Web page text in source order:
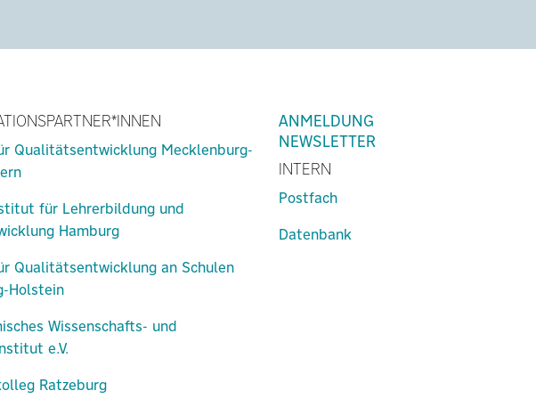
Qualitätsentwicklung Mecklenburg-
für Lehrerbildung und
Hamburg
Qualitätsentwicklung an Schulen
Holstein
Wissenschafts- und
e.V.
Ratzeburg
ANMELDUNG
NEWSLETTER
INTERN
Postfach
Datenbank